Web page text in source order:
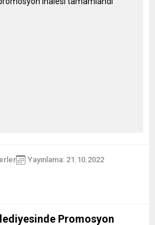
Yayınlama: 21.10.2022
Promosyon